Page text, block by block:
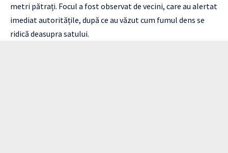
metri pătrați. Focul a fost observat de vecini, care au alertat
imediat autoritățile, după ce au văzut cum fumul dens se
ridică deasupra satului.